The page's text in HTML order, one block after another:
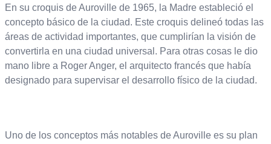
En su croquis de Auroville de 1965, la Madre estableció el
concepto básico de la ciudad. Este croquis delineó todas las
áreas de actividad importantes, que cumplirían la visión de
convertirla en una ciudad universal. Para otras cosas le dio
mano libre a Roger Anger, el arquitecto francés que había
designado para supervisar el desarrollo físico de la ciudad.
Uno de los conceptos más notables de Auroville es su plan